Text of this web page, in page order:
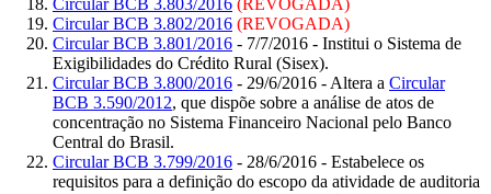
Circular BCB 3.802/2016 (REVOGADA)
Circular BCB 3.801/2016 - 7/7/2016 - Institui o Sistema de
Exigibilidades do Crédito Rural (Sisex).
Circular BCB 3.800/2016 - 29/6/2016 - Altera a Circular
BCB 3.590/2012, que dispõe sobre a análise de atos de
concentração no Sistema Financeiro Nacional pelo Banco
Central do Brasil.
Circular BCB 3.799/2016 - 28/6/2016 - Estabelece os
requisitos para a definição do escopo da atividade de auditoria